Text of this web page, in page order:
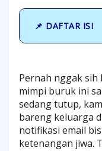
📌 DAFTAR ISI
Pernah nggak sih
mimpi buruk ini
sedang tutup,
bareng keluarga
notifikasi email
ketenangan jiwa.